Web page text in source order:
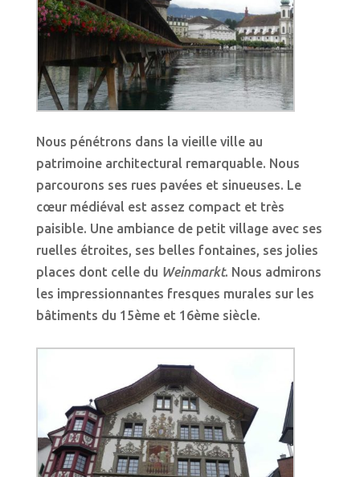
Nous pénétrons dans la vieille ville au
patrimoine architectural remarquable. Nous
parcourons ses rues pavées et sinueuses. Le
cœur médiéval est assez compact et très
paisible. Une ambiance de petit village avec ses
ruelles étroites, ses belles fontaines, ses jolies
places dont celle du Weinmarkt. Nous admirons
les impressionnantes fresques murales sur les
bâtiments du 15ème et 16ème siècle.